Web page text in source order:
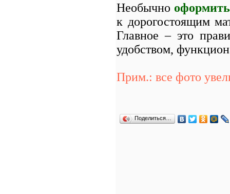
Необычно
к дорогостоящим
Главное – это
удобством,
Прим.: все фото
Поделиться…